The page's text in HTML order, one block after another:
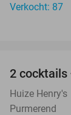
Verkocht: 87
2 cocktails
Huize Henry's
Purmerend